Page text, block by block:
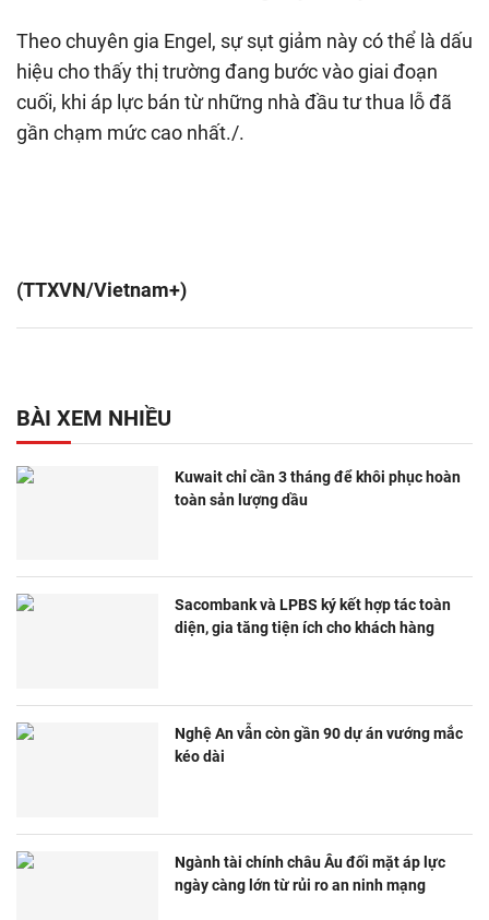
Theo chuyên gia Engel, sự sụt giảm này có thể là dấu
hiệu cho thấy thị trường đang bước vào giai đoạn
cuối, khi áp lực bán từ những nhà đầu tư thua lỗ đã
gần chạm mức cao nhất./.
(TTXVN/Vietnam+)
BÀI XEM NHIỀU
Kuwait chỉ cần 3 tháng để khôi phục hoàn
toàn sản lượng dầu
Sacombank và LPBS ký kết hợp tác toàn
diện, gia tăng tiện ích cho khách hàng
Nghệ An vẫn còn gần 90 dự án vướng mắc
kéo dài
Ngành tài chính châu Âu đối mặt áp lực
ngày càng lớn từ rủi ro an ninh mạng